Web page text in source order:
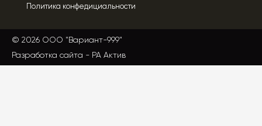
Политика конфедициальности
© 2026 ООО "Вариант-999"
Разработка сайта - РА Актив